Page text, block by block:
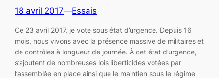
18 avril 2017—Essais
Ce 23 avril 2017, je vote sous état d’urgence. Depuis 16
mois, nous vivons avec la présence massive de militaires et
de contrôles à longueur de journée. À cet état d’urgence,
s’ajoutent de nombreuses lois liberticides votées par
l’assemblée en place ainsi que le maintien sous le régime